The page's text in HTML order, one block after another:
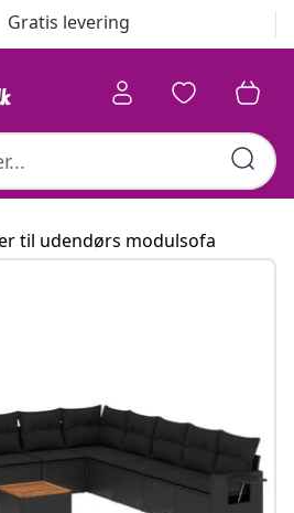
Gratis levering
til udendørs modulsofa